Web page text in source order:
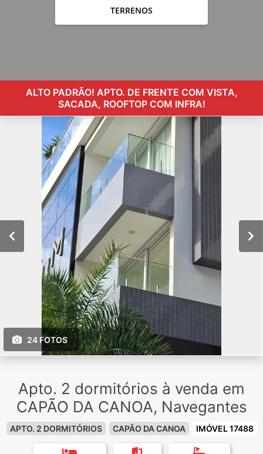
TERRENOS
ALTO PADRÃO! APTO. DE FRENTE COM VISTA,
SACADA, ROOFTOP COM INFRA!
24 FOTOS
Apto. 2 dormitórios à venda em
CAPÃO DA CANOA, Navegantes
APTO. 2 DORMITÓRIOS CAPÃO DA CANOA IMÓVEL 17488